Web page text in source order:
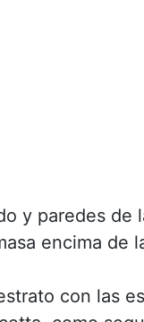
y paredes de
encima de
con las